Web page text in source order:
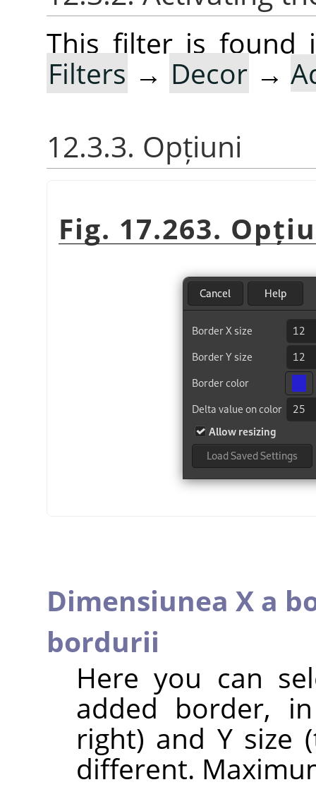
This filter is found
Filters → Decor →
12.3.3. Opțiuni
Fig. 17.263.
Dimensiunea X a
bordurii
Here you can
added border,
right) and Y size
different.